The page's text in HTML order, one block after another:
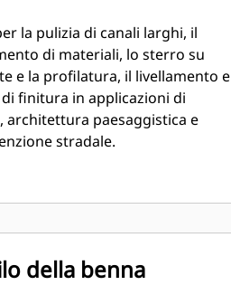
la pulizia di canali larghi, il
di materiali, lo sterro su
e la profilatura, il livellamento e
finitura in applicazioni di
architettura paesaggistica e
stradale.
della benna